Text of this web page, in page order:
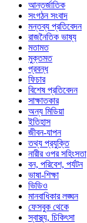
আন্তর্জাতিক
সংগঠন সংবাদ
মন্তব্য প্রতিবেদন
রাজনৈতিক ভাষ্য
মতামত
মুক্তমত
প্রবন্ধ
ফিচার
বিশেষ প্রতিবেদন
সাক্ষাতকার
অন্য মিডিয়া
ইতিহাস
জীবন-যাপন
তথ্য প্রযুক্তি
নারীর ওপর সহিংসতা
বন, পরিবেশ, পর্যটন
ভাষা-শিক্ষা
ভিডিও
মানবাধিকার লঙ্ঘন
ফেসবুক থেকে
স্বাস্থ্য, চিকিৎসা